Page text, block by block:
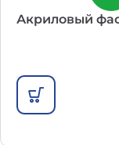
Акриловый